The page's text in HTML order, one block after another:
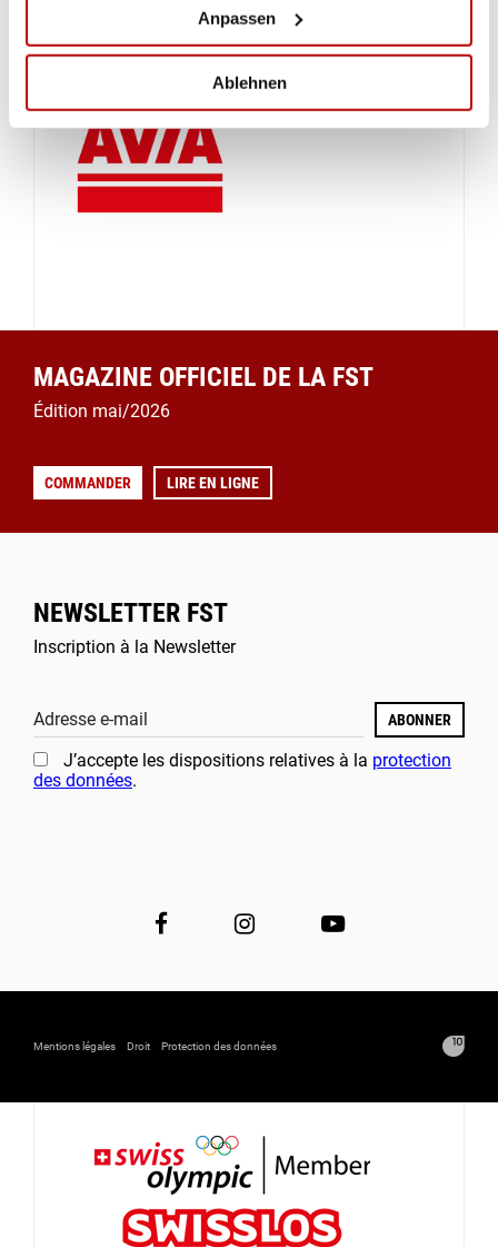
Anpassen
Ablehnen
MAGAZINE OFFICIEL DE LA FST
Édition mai/2026
COMMANDER LIRE EN LIGNE
NEWSLETTER FST
Inscription à la Newsletter
Adresse e-mail ABONNER
J’accepte les dispositions relatives à la protection
des données.
Mentions légales Droit Protection des données